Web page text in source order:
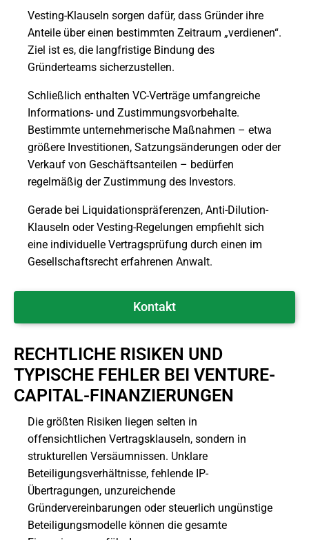
Vesting-Klauseln sorgen dafür, dass Gründer ihre
Anteile über einen bestimmten Zeitraum „verdienen“.
Ziel ist es, die langfristige Bindung des
Gründerteams sicherzustellen.
Schließlich enthalten VC-Verträge umfangreiche
Informations- und Zustimmungsvorbehalte.
Bestimmte unternehmerische Maßnahmen – etwa
größere Investitionen, Satzungsänderungen oder der
Verkauf von Geschäftsanteilen – bedürfen
regelmäßig der Zustimmung des Investors.
Gerade bei Liquidationspräferenzen, Anti-Dilution-
Klauseln oder Vesting-Regelungen empfiehlt sich
eine individuelle Vertragsprüfung durch einen im
Gesellschaftsrecht erfahrenen Anwalt.
Kontakt
RECHTLICHE RISIKEN UND
TYPISCHE FEHLER BEI VENTURE-
CAPITAL-FINANZIERUNGEN
Die größten Risiken liegen selten in
offensichtlichen Vertragsklauseln, sondern in
strukturellen Versäumnissen. Unklare
Beteiligungsverhältnisse, fehlende IP-
Übertragungen, unzureichende
Gründervereinbarungen oder steuerlich ungünstige
Beteiligungsmodelle können die gesamte